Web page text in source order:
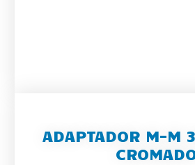
ADAPTADOR M-M